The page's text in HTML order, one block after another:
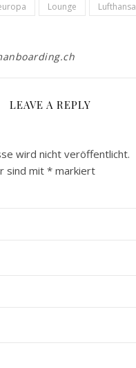
Lounge
Lufthansa
LEAVE A REPLY
wird nicht veröffentlicht.
sind mit * markiert